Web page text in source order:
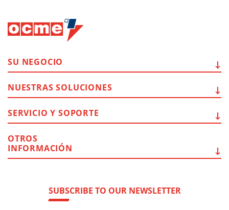
SUBSCRIBE TO OUR NEWSLETTER
SU NEGOCIO
NUESTRAS SOLUCIONES
SERVICIO Y SOPORTE
OTROS
INFORMACIÓN